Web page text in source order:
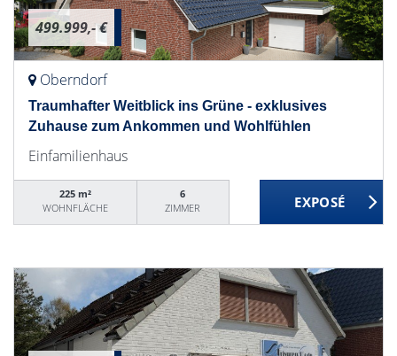
499.999,- €
Oberndorf
Traumhafter Weitblick ins Grüne - exklusives
Zuhause zum Ankommen und Wohlfühlen
Einfamilienhaus
225 m²
WOHNFLÄCHE
6
ZIMMER